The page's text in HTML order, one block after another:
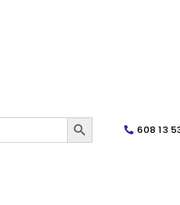
SEARCH BUTTON
608 13